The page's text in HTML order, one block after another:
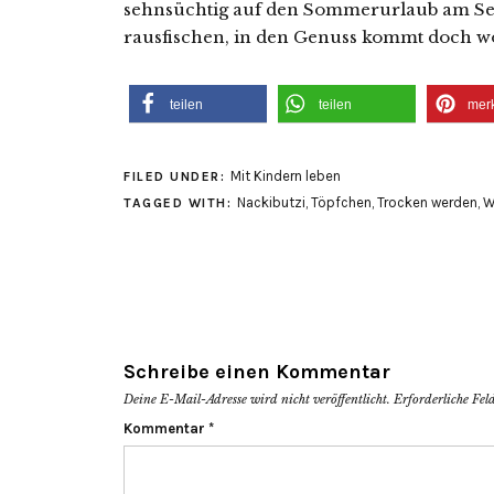
sehnsüchtig auf den Sommerurlaub am
rausfischen, in den Genuss kommt doch
teilen teilen
FILED UNDER: Mit Kindern leben
TAGGED WITH: Nackibutzi, Töpfchen, Trocken werden,
Schreibe einen Kommentar
Deine E-Mail-Adresse wird nicht veröffentlicht. Erforderliche
Kommentar *